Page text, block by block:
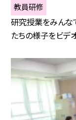
教員研修
研究授業をみんな
たちの様子をビデ